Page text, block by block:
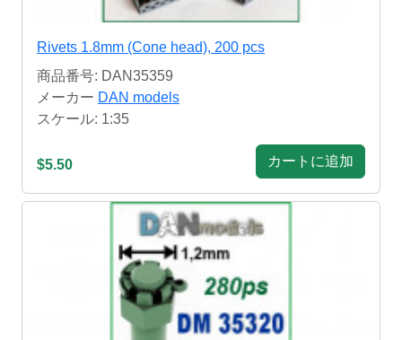
Rivets 1.8mm (Cone head), 200 pcs
商品番号: DAN35359
メーカー DAN models
スケール: 1:35
$5.50 カートに追加